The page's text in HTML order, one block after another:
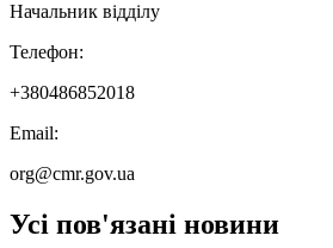
Начальник відділу
Телефон:
+380486852018
Email:
org@cmr.gov.ua
Усі пов'язані новини